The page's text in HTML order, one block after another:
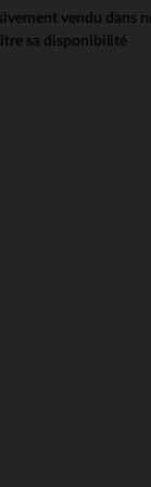
vendu dans
sa disponibilité